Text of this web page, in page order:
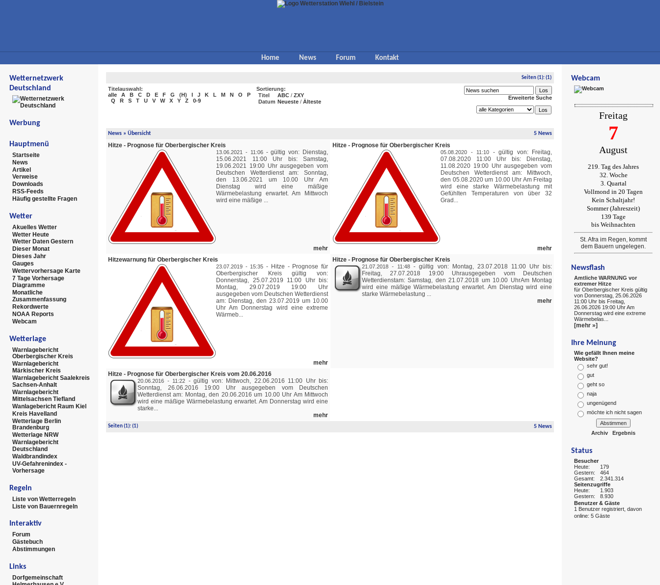
Home News Forum Kontakt
Wetternetzwerk
Deutschland
Werbung
Hauptmenü
Startseite
News
Artikel
Verweise
Downloads
RSS-Feeds
Häufig gestellte Fragen
Wetter
Akuelles Wetter
Wetter Heute
Wetter Daten Gestern
Dieser Monat
Dieses Jahr
Gauges
Wettervorhersage Karte
7 Tage Vorhersage
Diagramme
Monatliche
Zusammenfassung
Rekordwerte
NOAA Reports
Webcam
Wetterlage
Warnlagebericht
Oberbergischer Kreis
Warnlagebericht
Märkischer Kreis
Warnlagebericht Saalekreis
Sachsen-Anhalt
Warnlagebericht
Mittelsachsen Tiefland
Wanlagebericht Raum Kiel
Kreis Havelland
Wetterlage Berlin
Brandenburg
Wetterlage NRW
Warnlagebericht
Deutschland
Waldbrandindex
UV-Gefahrenindex -
Vorhersage
Regeln
Liste von Wetterregeln
Liste von Bauernregeln
Interaktiv
Forum
Gästebuch
Abstimmungen
Links
Dorfgemeinschaft
Seiten(1):(1)
Titelauswahl:
alle
A B C D E F G (H) I J K L M N O
P
Q
R S T U V W X Y Z 0-9
Sortierung:
Titel
ABC / ZXY
Datum Neueste / Älteste
Erweiterte Suche
News » Übersicht 5 News
Hitze - Prognose für Oberbergischer Kreis
13.06.2021 - 11:06-gültig von: Dienstag,
15.06.2021 11:00 Uhr bis: Samstag,
19.06.2021 19:00 Uhr ausgegeben vom
Deutschen Wetterdienst am: Sonntag,
den 13.06.2021 um 10.00 Uhr Am
Dienstag wird eine mäßige
Wärmebelastung erwartet. Am Mittwoch
wird eine mäßige ...
mehr
Hitze - Prognose für Oberbergischer Kreis
05.08.2020 - 11:10 - gültig von: Freitag,
07.08.2020 11:00 Uhr bis: Dienstag,
11.08.2020 19:00 Uhr ausgegeben vom
Deutschen Wetterdienst am: Mittwoch,
den 05.08.2020 um 10.00 Uhr Am Freitag
wird eine starke Wärmebelastung mit
Gefühlten Temperaturen von über 32
Grad...
mehr
Hitzewarnung für Oberbergischer Kreis
23.07.2019 - 15:35 - Hitze - Prognose für
Oberbergischer Kreis gültig von:
Donnerstag, 25.07.2019 11:00 Uhr bis:
Montag, 29.07.2019 19:00 Uhr
ausgegeben vom Deutschen Wetterdienst
am: Dienstag, den 23.07.2019 um 10.00
Uhr Am Donnerstag wird eine extreme
Wärmeb...
mehr
Hitze - Prognose für Oberbergischer Kreis
21.07.2018 - 11:48 -gültig von: Montag, 23.07.2018 11:00 Uhr bis:
Freitag, 27.07.2018 19:00 Uhrausgegeben vom Deutschen
Wetterdienstam: Samstag, den 21.07.2018 um 10.00 UhrAm Montag
wird eine mäßige Wärmebelastung erwartet. Am Dienstag wird eine
starke Wärmebelastung ...
mehr
Hitze - Prognose für Oberbergischer Kreis vom 20.06.2016
20.06.2016 - 11:22 - gültig von: Mittwoch, 22.06.2016 11:00 Uhr bis:
Sonntag, 26.06.2016 19:00 Uhr ausgegeben vom Deutschen
Wetterdienst am: Montag, den 20.06.2016 um 10.00 Uhr Am Mittwoch
wird eine mäßige Wärmebelastung erwartet. Am Donnerstag wird eine
starke...
mehr
Seiten(1):(1) 5 News
Webcam
Freitag
7
August
219. Tag des Jahres
32. Woche
3. Quartal
Vollmond in 20 Tagen
Kein Schaltjahr!
Sommer (Jahreszeit)
139 Tage
bis Weihnachten
St. Afra im Regen, kommt
dem Bauern ungelegen.
Newsflash
Amtliche WARNUNG vor
extremer Hitze
für Oberbergischer Kreis gültig
von Donnerstag, 25.06.2026
11:00 Uhr bis Freitag,
26.06.2026 19:00 Uhr Am
Donnerstag wird eine extreme
Wärmebelas...
[mehr »]
Ihre Meinung
Wie gefällt Ihnen meine
Website?
sehr gut!
gut
geht so
naja
ungenügend
möchte ich nicht sagen
Archiv Ergebnis
Status
Besucher
Heute:
179
Gestern:
464
Gesamt:
2.341.314
Seitenzugriffe
Heute:
1.903
Gestern:
8.930
Benutzer & Gäste
1 Benutzer registriert, davon
online: 5 Gäste